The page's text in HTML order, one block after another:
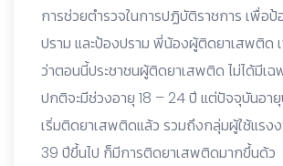
การช่วยตำรวจในการปฏิบัติราชการ เพื่อ
ปราม และป้องปราม พี่น้องผู้ติดยาเสพติด เ
ว่าตอนนี้ประชาชนผู้ติดยาเสพติด ไม่ได้มีเฉ
ปกติจะมีช่วงอายุ 18 – 24 ปี แต่ปัจจุบันอา
เริ่มติดยาเสพติดแล้ว รวมถึงกลุ่มผู้ใช้แรง
39 ปีขึ้นไป ก็มีการติดยาเสพติดมากขึ้นด้ว